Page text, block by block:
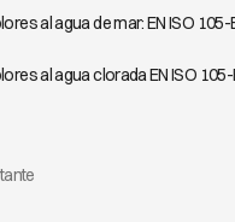
al agua de mar: EN ISO 105-
al agua clorada EN ISO